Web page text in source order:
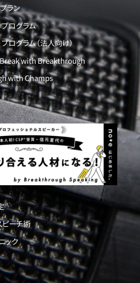
ラン
プログラム
ログラム（法人向け）
with Breakthrough
with Champs
ーチ術
ック